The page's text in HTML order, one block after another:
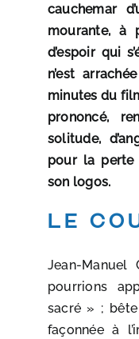
cauchemar
mourante, à
d’espoir qui
n’est
minutes du
prononcé,
solitude,
pour la perte
son logos.
Le
Jean-
pourrions
sacré » ;
façonnée à